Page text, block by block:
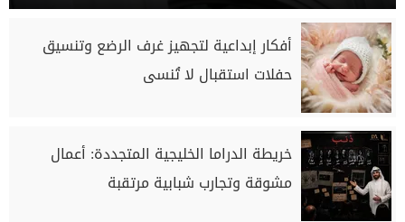
أفكار إبداعية لتجهيز غرف الرضع وتنسيق
حفلات استقبال لا تُنسى
خريطة الدراما الخليجية المتجددة: أعمال
مشوقة وتجارب شبابية مرتقبة